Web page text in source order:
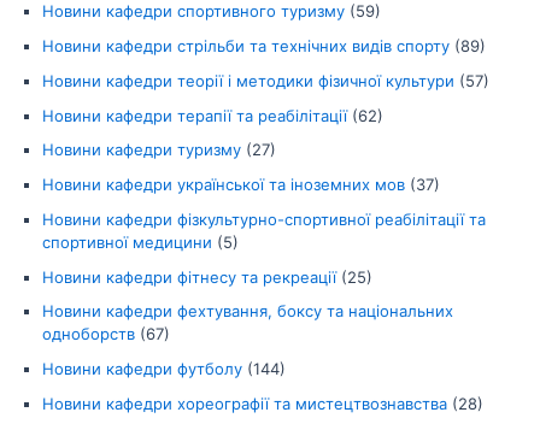
Новини кафедри спортивного туризму (59)
Новини кафедри стрільби та технічних видів спорту (89)
Новини кафедри теорії і методики фізичної культури (57)
Новини кафедри терапії та реабілітації(62)
Новини кафедри туризму (27)
Новини кафедри української та іноземних мов (37)
Новини кафедри фізкультурно-спортивної реабілітації та
спортивної медицини (5)
Новини кафедри фітнесу та рекреації(25)
Новини кафедри фехтування, боксу та національних
одноборств (67)
Новини кафедри футболу (144)
Новини кафедри хореографії та мистецтвознавства (28)